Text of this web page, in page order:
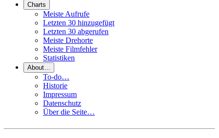
Charts
Meiste Aufrufe
Letzten 30 hinzugefügt
Letzten 30 abgerufen
Meiste Drehorte
Meiste Filmfehler
Statistiken
About…
To-do…
Historie
Impressum
Datenschutz
Über die Seite…